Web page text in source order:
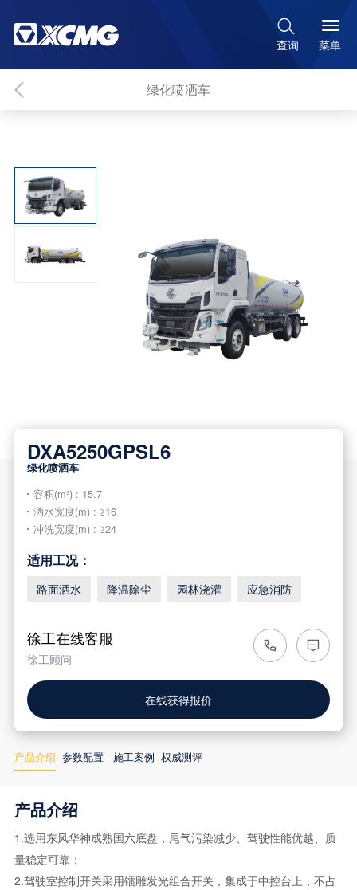

查询 菜单
绿化喷洒车
DXA5250GPSL6
绿化喷洒车
容积(m³) : 15.7
洒水宽度(m) : ≥16
冲洗宽度(m) : ≥24
适用工况：
路面洒水 降温除尘 园林浇灌 应急消防
徐工在线客服
徐工顾问
在线获得报价
产品介绍 参数配置 施工案例 权威测评
产品介绍
1.选用东风华神成熟国六底盘，尾气污染减少、驾驶性能优越、质
量稳定可靠；
2.驾驶室控制开关采用镭雕发光组合开关，集成于中控台上，不占